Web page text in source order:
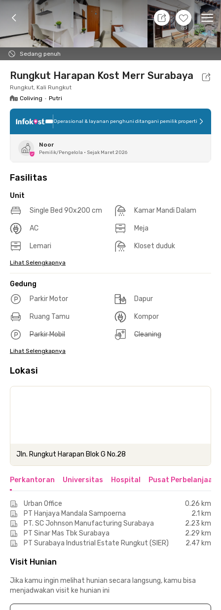
+15
Sedang penuh
8 Agt 26 - Belum tahu
Foto Fasilitas bersama Lokasi Aturan
Rungkut Harapan Kost Merr Surabaya
Rungkut, Kali Rungkut
Coliving • Putri
Operasional & layanan penghuni ditangani pemilik properti
Noor
Pemilik/Pengelola • Sejak Maret 2026
Fasilitas
Unit
Single Bed 90x200 cm
Kamar Mandi Dalam
AC Meja
Lemari Kloset duduk
Lihat Selengkapnya
Gedung
Parkir Motor
Dapur
Ruang Tamu Kompor
Parkir Mobil Cleaning
Lihat Selengkapnya
Lokasi
Jln. Rungkut Harapan Blok G No.28
Perkantoran Universitas Hospital Pusat Perbelanjaan
Urban Office
0.26 km
PT Hanjaya Mandala Sampoerna
2.1 km
PT. SC Johnson Manufacturing Surabaya
2.23 km
PT Sinar Mas Tbk Surabaya
2.29 km
PT Surabaya Industrial Estate Rungkut (SIER)
2.47 km
Visit Hunian
Jika kamu ingin melihat hunian secara langsung, kamu bisa
menjadwakan visit ke hunian ini